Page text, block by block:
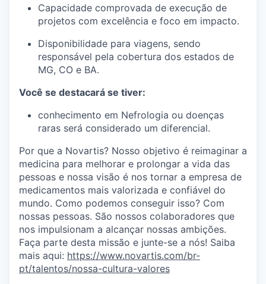
Capacidade comprovada de execução de
projetos com excelência e foco em impacto.
Disponibilidade para viagens, sendo
responsável pela cobertura dos estados de
MG, CO e BA.
Você se destacará se tiver:
conhecimento em Nefrologia ou doenças
raras será considerado um diferencial.
Por que a Novartis? Nosso objetivo é reimaginar a
medicina para melhorar e prolongar a vida das
pessoas e nossa visão é nos tornar a empresa de
medicamentos mais valorizada e confiável do
mundo. Como podemos conseguir isso? Com
nossas pessoas. São nossos colaboradores que
nos impulsionam a alcançar nossas ambições.
Faça parte desta missão e junte-se a nós! Saiba
mais aqui: https://www.novartis.com/br-
pt/talentos/nossa-cultura-valores